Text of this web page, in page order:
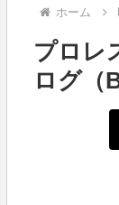
ホーム
プロレ
ログ（